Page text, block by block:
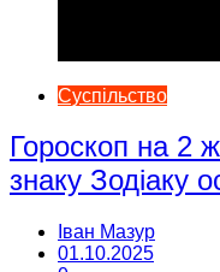
Суспільство
Гороскоп на 2
знаку Зодіаку
Іван Мазур
01.10.2025